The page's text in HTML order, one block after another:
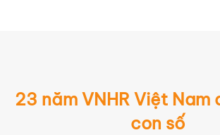
23 năm VNHR Việt Nam
con số